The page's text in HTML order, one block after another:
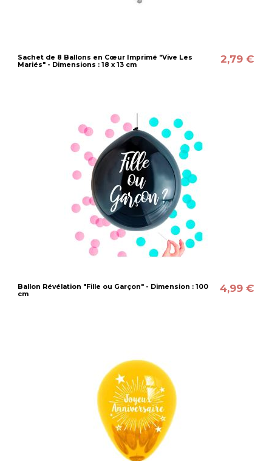
Sachet de 8 Ballons en Cœur Imprimé "Vive Les
Mariés" - Dimensions : 18 x 13 cm
2,79 €
Ballon Révélation "Fille ou Garçon" - Dimension : 100
cm
4,99 €